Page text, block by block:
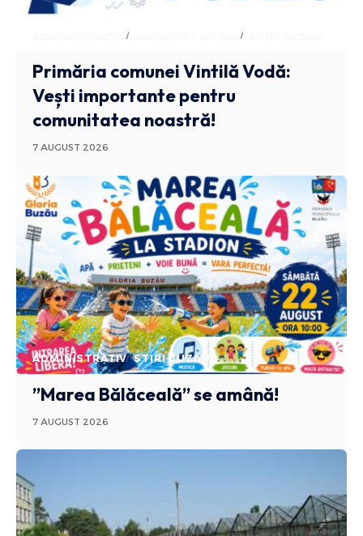
ADMINISTRATIV ANUNTURI BUZAU
Primăria comunei Vintilă Vodă:
Vești importante pentru
comunitatea noastră!
7 AUGUST 2026
ADMINISTRATIV STIRI BUZAU
”Marea Bălăceală” se amână!
7 AUGUST 2026